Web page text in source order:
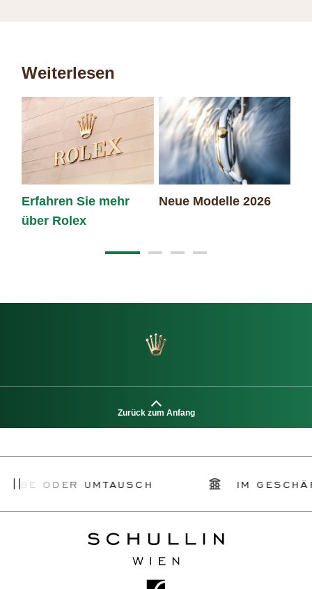
Weiterlesen
Erfahren Sie mehr
über Rolex
Neue Modelle 2026
Zurück zum Anfang
UMTAUSCH IM GESCHÄFT